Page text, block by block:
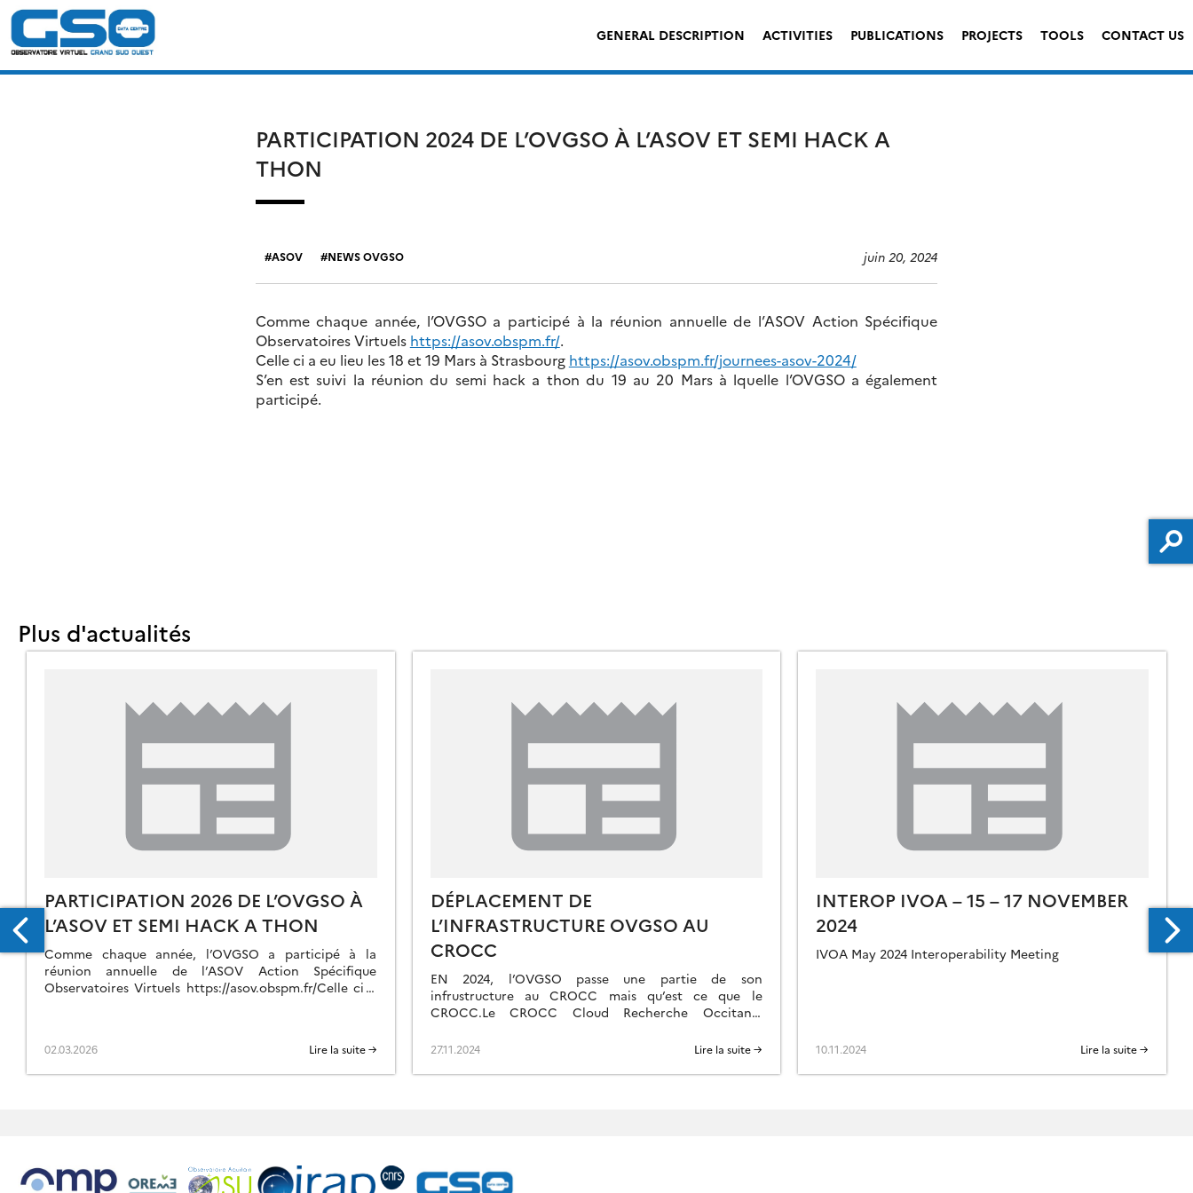
Skip
content
GENERAL DESCRIPTION ACTIVITIES PUBLICATIONS PROJECTS TOOLS CONTACT US
PARTICIPATION 2024 DE L’OVGSO À L’ASOV ET SEMI HACK A
THON
ASOV NEWS OVGSO juin 20, 2024
Comme chaque année, l’OVGSO a participé à la réunion annuelle de l’ASOV Action Spécifique
Observatoires Virtuels https://asov.obspm.fr/.
Celle ci a eu lieu les 18 et 19 Mars à Strasbourg https://asov.obspm.fr/journees-asov-2024/
S’en est suivi la réunion du semi hack a thon du 19 au 20 Mars à lquelle l’OVGSO a également
participé.
Plus d'actualités
PARTICIPATION 2026 DE L’OVGSO À
L’ASOV ET SEMI HACK A THON
Comme chaque année, l’OVGSO a participé à la
réunion annuelle de l’ASOV Action Spécifique
Observatoires Virtuels https://asov.obspm.fr/Celle ci a
à laquelle l’OVGSO va également participer.
02.03.2026 Lire la suite →
DÉPLACEMENT DE
L’INFRASTRUCTURE OVGSO AU
CROCC
EN 2024, l’OVGSO passe une partie de son
infrustructure au CROCC mais qu’est ce que le
CROCC.Le CROCC Cloud Recherche Occitanie
service de type IaaS (Infrastructure as a service).
virtuelles et de l’espace de stockage et fourni un
27.11.2024 Lire la suite →
INTEROP IVOA – 15 – 17 NOVEMBER
2024
IVOA May 2024 Interoperability Meeting
10.11.2024 Lire la suite →